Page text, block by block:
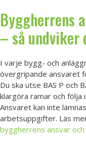
Byggherrens
– så
I varje bygg- och
övergripande ansvaret
Du ska utse BAS P och
klargöra ramar och
Ansvaret kan inte
arbetsuppgifter. Läs
byggherrens ansvar